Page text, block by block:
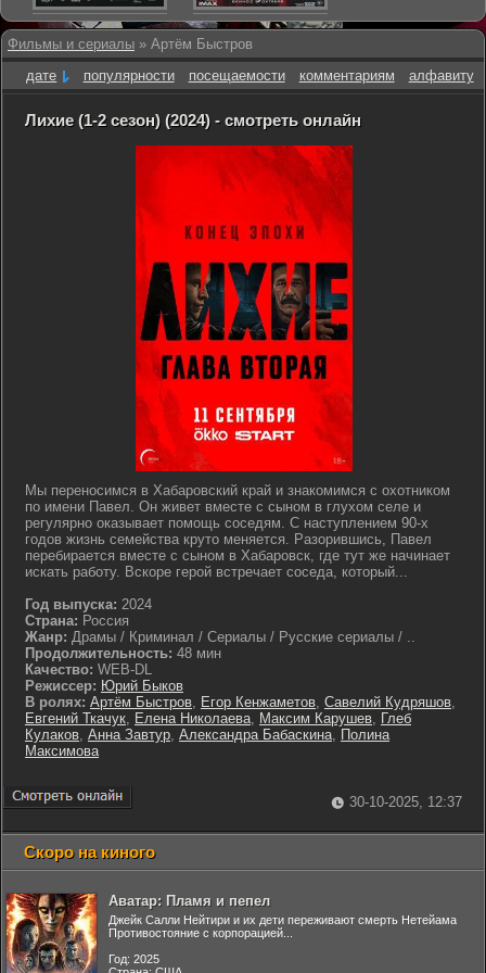
Фильмы и сериалы » Артём Быстров
дате
популярности посещаемости комментариям алфавиту
Лихие (1-2 сезон) (2024) - смотреть онлайн
Мы переносимся в Хабаровский край и знакомимся с охотником
по имени Павел. Он живет вместе с сыном в глухом селе и
регулярно оказывает помощь соседям. С наступлением 90-х
годов жизнь семейства круто меняется. Разорившись, Павел
перебирается вместе с сыном в Хабаровск, где тут же начинает
искать работу. Вскоре герой встречает соседа, который...
Год выпуска: 2024
Страна: Россия
Жанр: Драмы / Криминал / Сериалы / Русские сериалы / ..
Продолжительность: 48 мин
Качество: WEB-DL
Режиссер: Юрий Быков
В ролях: Артём Быстров, Егор Кенжаметов, Савелий Кудряшов,
Евгений Ткачук, Елена Николаева, Максим Карушев, Глеб
Кулаков, Анна Завтур, Александра Бабаскина, Полина
Максимова
30-10-2025, 12:37
Скоро на киного
Аватар: Пламя и пепел
Джейк Салли Нейтири и их дети переживают смерть Нетейама
Противостояние с корпорацией...
Год: 2025